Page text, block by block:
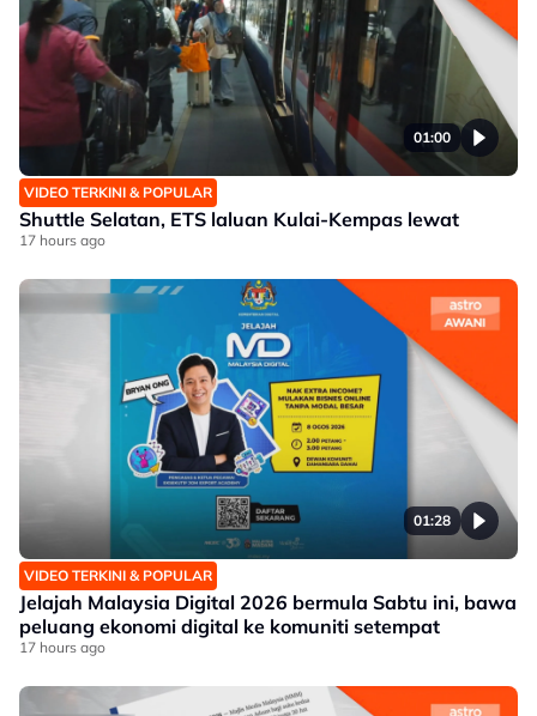
01:00
VIDEO TERKINI & POPULAR
Shuttle Selatan, ETS laluan Kulai-Kempas lewat
17 hours ago
01:28
VIDEO TERKINI & POPULAR
Jelajah Malaysia Digital 2026 bermula Sabtu ini, bawa
peluang ekonomi digital ke komuniti setempat
17 hours ago